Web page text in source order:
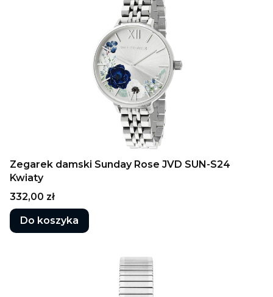
Zegarek damski Sunday Rose JVD SUN-S24
Kwiaty
Cena
332,00 zł
Do koszyka